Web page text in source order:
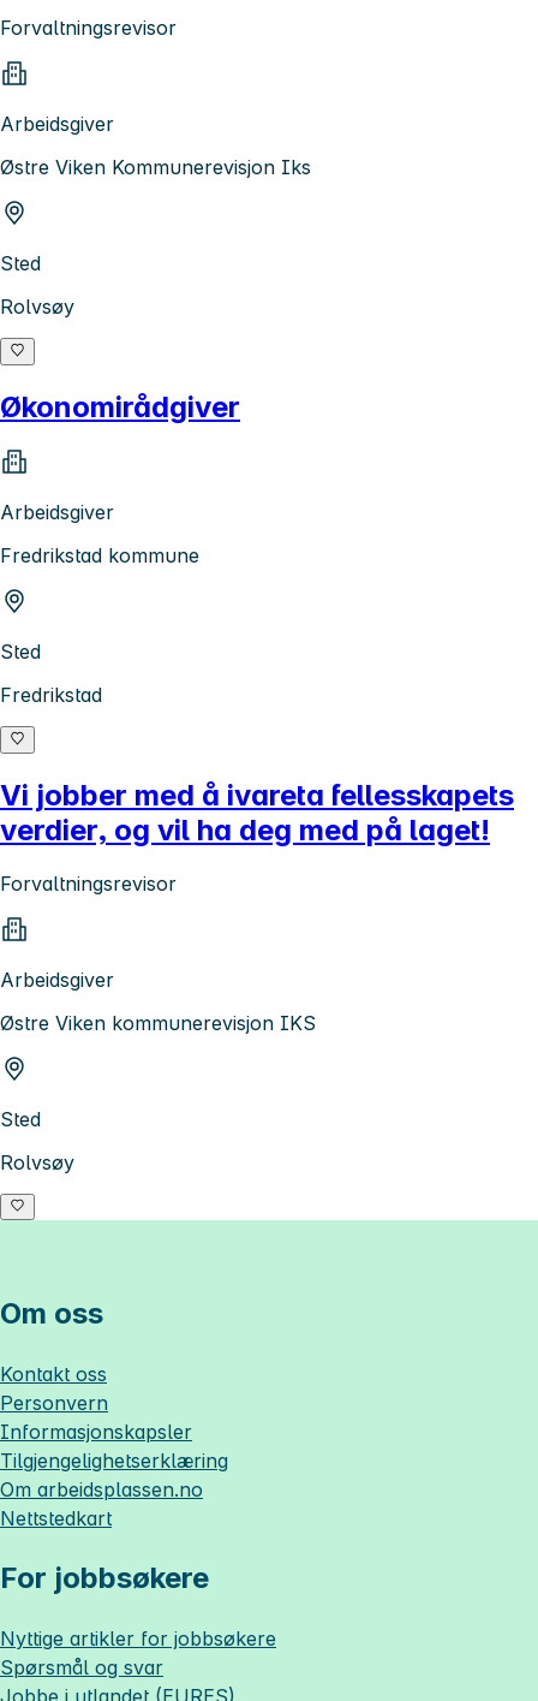
Forvaltningsrevisor
Arbeidsgiver
Østre Viken Kommunerevisjon Iks
Sted
Rolvsøy
Økonomirådgiver
Arbeidsgiver
Fredrikstad kommune
Sted
Fredrikstad
Vi jobber med å ivareta fellesskapets
verdier, og vil ha deg med på laget!
Forvaltningsrevisor
Arbeidsgiver
Østre Viken kommunerevisjon IKS
Sted
Rolvsøy
Om oss
Kontakt oss
Personvern
Informasjonskapsler
Tilgjengelighetserklæring
Om arbeidsplassen.no
Nettstedkart
For jobbsøkere
Nyttige artikler for jobbsøkere
Spørsmål og svar
Jobbe i utlandet (EURES)